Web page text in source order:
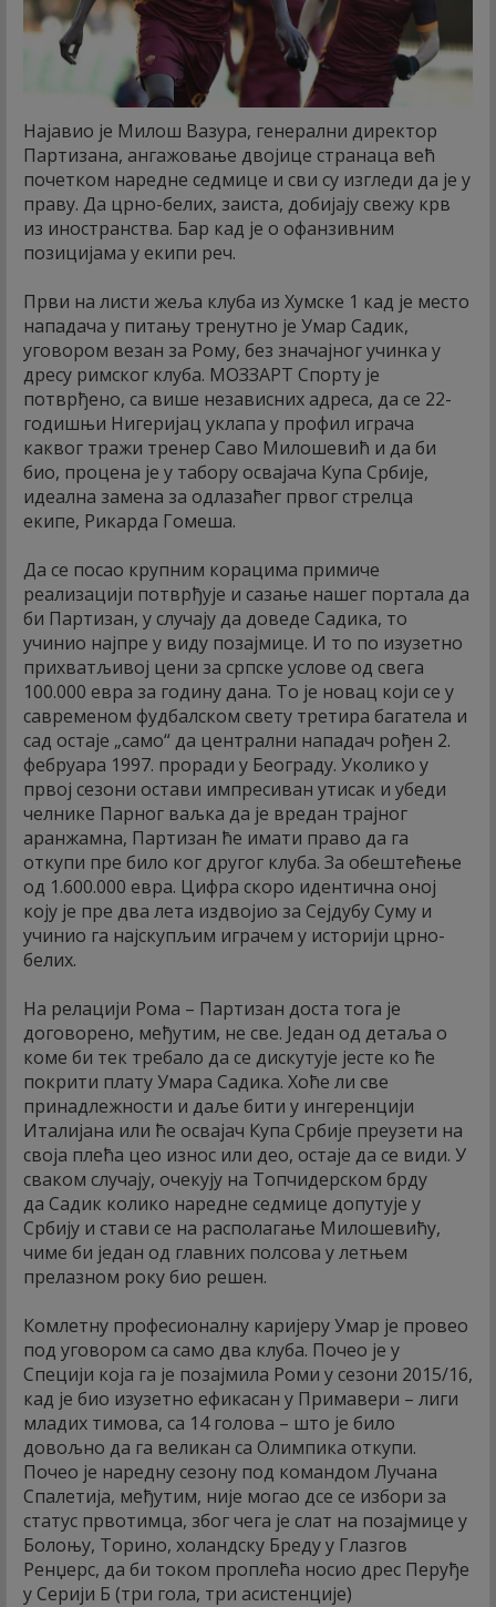
Најавио је Милош Вазура, генерални директор
Партизана, ангажовање двојице странаца већ
почетком наредне седмице и сви су изгледи да је у
праву. Да црно-белих, заиста, добијају свежу крв
из иностранства. Бар кад је о офанзивним
позицијама у екипи реч.
Први на листи жеља клуба из Хумске 1 кад је место
нападача у питању тренутно је Умар Садик,
уговором везан за Рому, без значајног учинка у
дресу римског клуба. МОЗЗАРТ Спорту је
потврђено, са више независних адреса, да се 22-
годишњи Нигеријац уклапа у профил играча
каквог тражи тренер Саво Милошевић и да би
био, процена је у табору освајача Купа Србије,
идеална замена за одлазаћег првог стрелца
екипе, Рикарда Гомеша.
Да се посао крупним корацима примиче
реализацији потврђује и сазање нашег портала да
би Партизан, у случају да доведе Садика, то
учинио најпре у виду позајмице. И то по изузетно
прихватљивој цени за српске услове од свега
100.000 евра за годину дана. То је новац који се у
савременом фудбалском свету третира багатела и
сад остаје „само“ да централни нападач рођен 2.
фебруара 1997. проради у Београду. Уколико у
првој сезони остави импресиван утисак и убеди
челнике Парног ваљка да је вредан трајног
аранжамна, Партизан ће имати право да га
откупи пре било ког другог клуба. За обештећење
од 1.600.000 евра. Цифра скоро идентична оној
коју је пре два лета издвојио за Сејдубу Суму и
учинио га најскупљим играчем у историји црно-
белих.
На релацији Рома – Партизан доста тога је
договорено, међутим, не све. Један од детаља о
коме би тек требало да се дискутује јесте ко ће
покрити плату Умара Садика. Хоће ли све
принадлежности и даље бити у ингеренцији
Италијана или ће освајач Купа Србије преузети на
своја плећа цео износ или део, остаје да се види. У
сваком случају, очекују на Топчидерском брду
да Садик колико наредне седмице допутује у
Србију и стави се на располагање Милошевићу,
чиме би један од главних полсова у летњем
прелазном року био решен.
Комлетну професионалну каријеру Умар је провео
под уговором са само два клуба. Почео је у
Специји која га је позајмила Роми у сезони 2015/16,
кад је био изузетно ефикасан у Примавери – лиги
младих тимова, са 14 голова – што је било
довољно да га великан са Олимпика откупи.
Почео је наредну сезону под командом Лучана
Спалетија, међутим, није могао дсе се избори за
статус првотимца, због чега је слат на позајмице у
Болоњу, Торино, холандску Бреду у Глазгов
Ренџерс, да би током проплећа носио дрес Перуђе
у Серији Б (три гола, три асистенције)